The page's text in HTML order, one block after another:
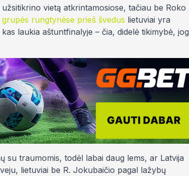
vietą atkrintamosiose, tačiau be Roko
grupės rungtynėse prieš švedus lietuviai yra
laukia aštuntfinalyje – čia, didelė tikimybė, jog
su traumomis, todėl labai daug lems, ar Latvija
lietuviai be R. Jokubaičio pagal lažybų